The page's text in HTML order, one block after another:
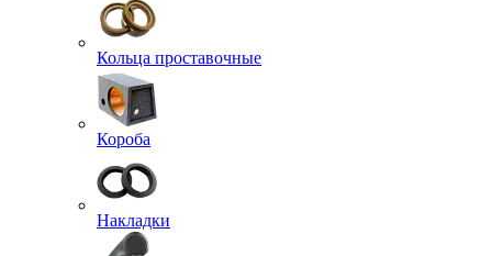
Кольца проставочные
Короба
Накладки